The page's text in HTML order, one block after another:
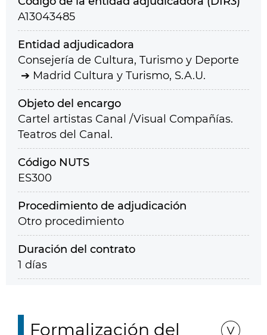
A13043485
Entidad adjudicadora
Consejería de Cultura, Turismo y Deporte
Madrid Cultura y Turismo, S.A.U.
Objeto del encargo
Cartel artistas Canal /Visual Compañías.
Teatros del Canal.
Código NUTS
ES300
Procedimiento de adjudicación
Otro procedimiento
Duración del contrato
1 días
Formalización del